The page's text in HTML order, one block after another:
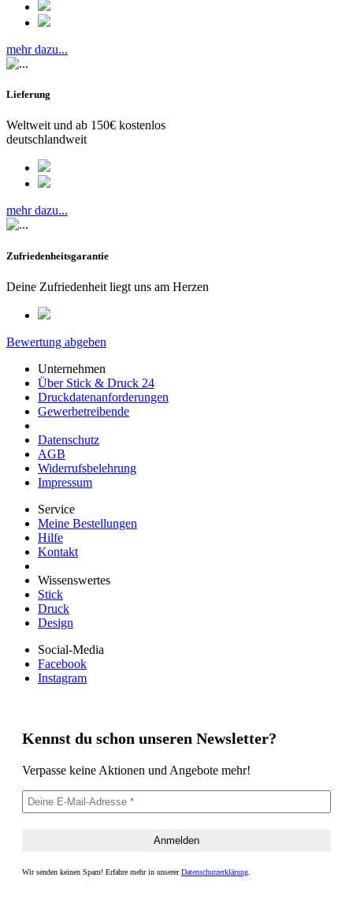
mehr dazu...
Lieferung
Weltweit und ab 150€ kostenlos
deutschlandweit
mehr dazu...
Zufriedenheitsgarantie
Deine Zufriedenheit liegt uns am Herzen
Bewertung abgeben
Unternehmen
Über Stick & Druck 24
Druckdatenanforderungen
Gewerbetreibende
Datenschutz
AGB
Widerrufsbelehrung
Impressum
Service
Meine Bestellungen
Hilfe
Kontakt
Wissenswertes
Stick
Druck
Design
Social-Media
Facebook
Instagram
Kennst du schon unseren Newsletter?
Verpasse keine Aktionen und Angebote mehr!
Wir senden keinen Spam! Erfahre mehr in unsererDatenschutzerklärung